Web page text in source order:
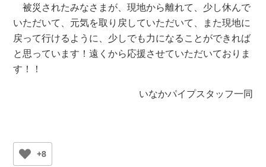
被災されたみなさまが、現地から離れて、少し休んで
いただいて、元気を取り戻していただいて、また現地に
戻って行けるように、少しでも力になることができれば
と思っています！遠くから応援させていただいておりま
す！！
いなかパイプスタッフ一同
+8